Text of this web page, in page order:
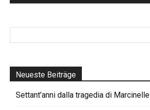
Neueste Beiträge
Settant’anni dalla tragedia di Marcinelle